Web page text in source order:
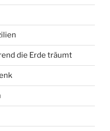
die Erde träumt